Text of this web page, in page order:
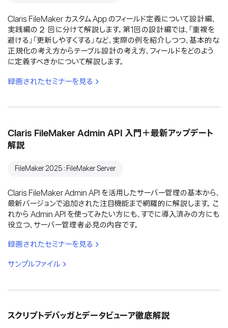
Claris FileMaker カスタム App のフィールド定義について設計編、
実践編の２ 回に分けて解説します。第1回の設計編では、「重複を
避ける」「更新しやすくする」など、実際の例を紹介しつつ、基本的な
正規化の考え方からテーブル設計の考え方、フィールドをどのよう
に定義すべきかについて解説します。
録画されたセミナーを見る
Claris FileMaker Admin API 入門＋最新アップデート
解説
FileMaker 2025：FileMaker Server
Claris FileMaker Admin API を活用したサーバー管理の基本から、
最新バージョンで追加された注目機能まで網羅的に解説します。 こ
れから Admin API を使ってみたい方にも、すでに導入済みの方にも
役立つ、サーバー管理者必見の内容です。
録画されたセミナーを見る
サンプルファイル
スクリプトデバッガとデータビューア徹底解説